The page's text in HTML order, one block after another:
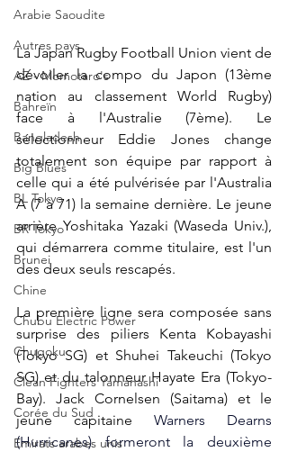
Arabie Saoudite
Autres pays
AZ - Momotaro's
Bahreïn
Bangladesh
Big Blues
BL Tokyo
BR Tokyo
Brunei
Chine
Chubu Electric Power
Chugoku
Clean Fighters Yamanashi
Corée du Sud
Emirats arabes unis
La Japan Rugby Football Union vient de
dévoiler la compo du Japon (13ème
nation au classement World Rugby)
face à l'Australie (7ème). Le
sélectionneur Eddie Jones change
totalement son équipe par rapport à
celle qui a été pulvérisée par l'Australia
A (7 à 71) la semaine dernière. Le jeune
arrière Yoshitaka Yazaki (Waseda Univ.),
qui démarrera comme titulaire, est l'un
des deux seuls rescapés.
La première ligne sera composée sans
surprise des piliers Kenta Kobayashi
(Tokyo SG) et Shuhei Takeuchi (Tokyo
SG) et du talonneur Hayate Era (Tokyo-
Bay). Jack Cornelsen (Saitama) et le
jeune capitaine Warners Dearns
(Hurricanes) formeront la deuxième